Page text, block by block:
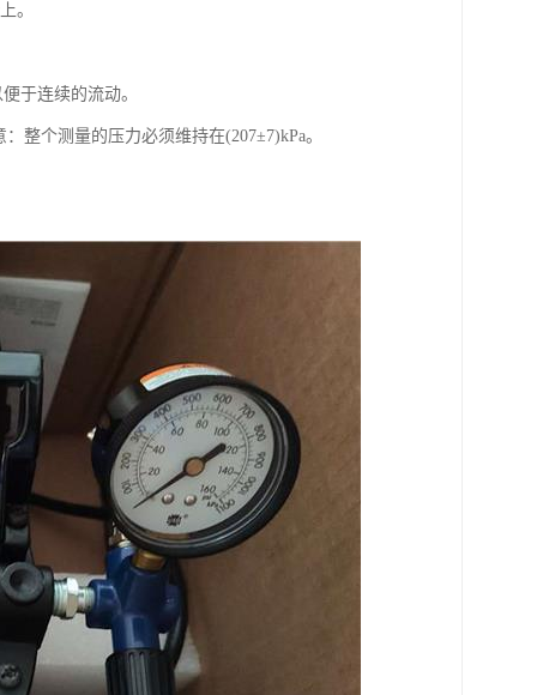
。
于连续的流动。
整个测量的压力必须维持在(207±7)kPa。